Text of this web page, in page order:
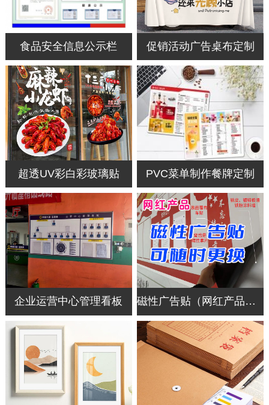
食品安全信息公示栏 促销活动广告桌布定制
超透UV彩白彩玻璃贴 PVC菜单制作餐牌定制
企业运营中心管理看板 磁性广告贴（网红产品换得